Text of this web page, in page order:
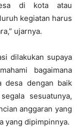
di kota atau
kegiatan harus
ujarnya.
dilakukan supaya
bagaimana
desa dengan baik
sesuatunya,
anggaran yang
yang dipimpinnya.